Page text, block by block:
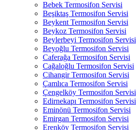
Bebek Termosifon Servisi
Beşiktaş Termosifon Servisi
Beykent Termosifon Servisi
Beykoz Termosifon Servisi
Beylerbeyi Termosifon Servisi
Beyoğlu Termosifon Servisi
Caferağa Termosifon Servisi
Cağaloğlu Termosifon Servisi
Cihangir Termosifon Servisi
Çamlıca Termosifon Servisi
Çengelköy Termosifon Servisi
Edirnekapı Termosifon Servisi
Eminönü Termosifon Servisi
Emirgan Termosifon Servisi
Erenköy Termosifon Servisi